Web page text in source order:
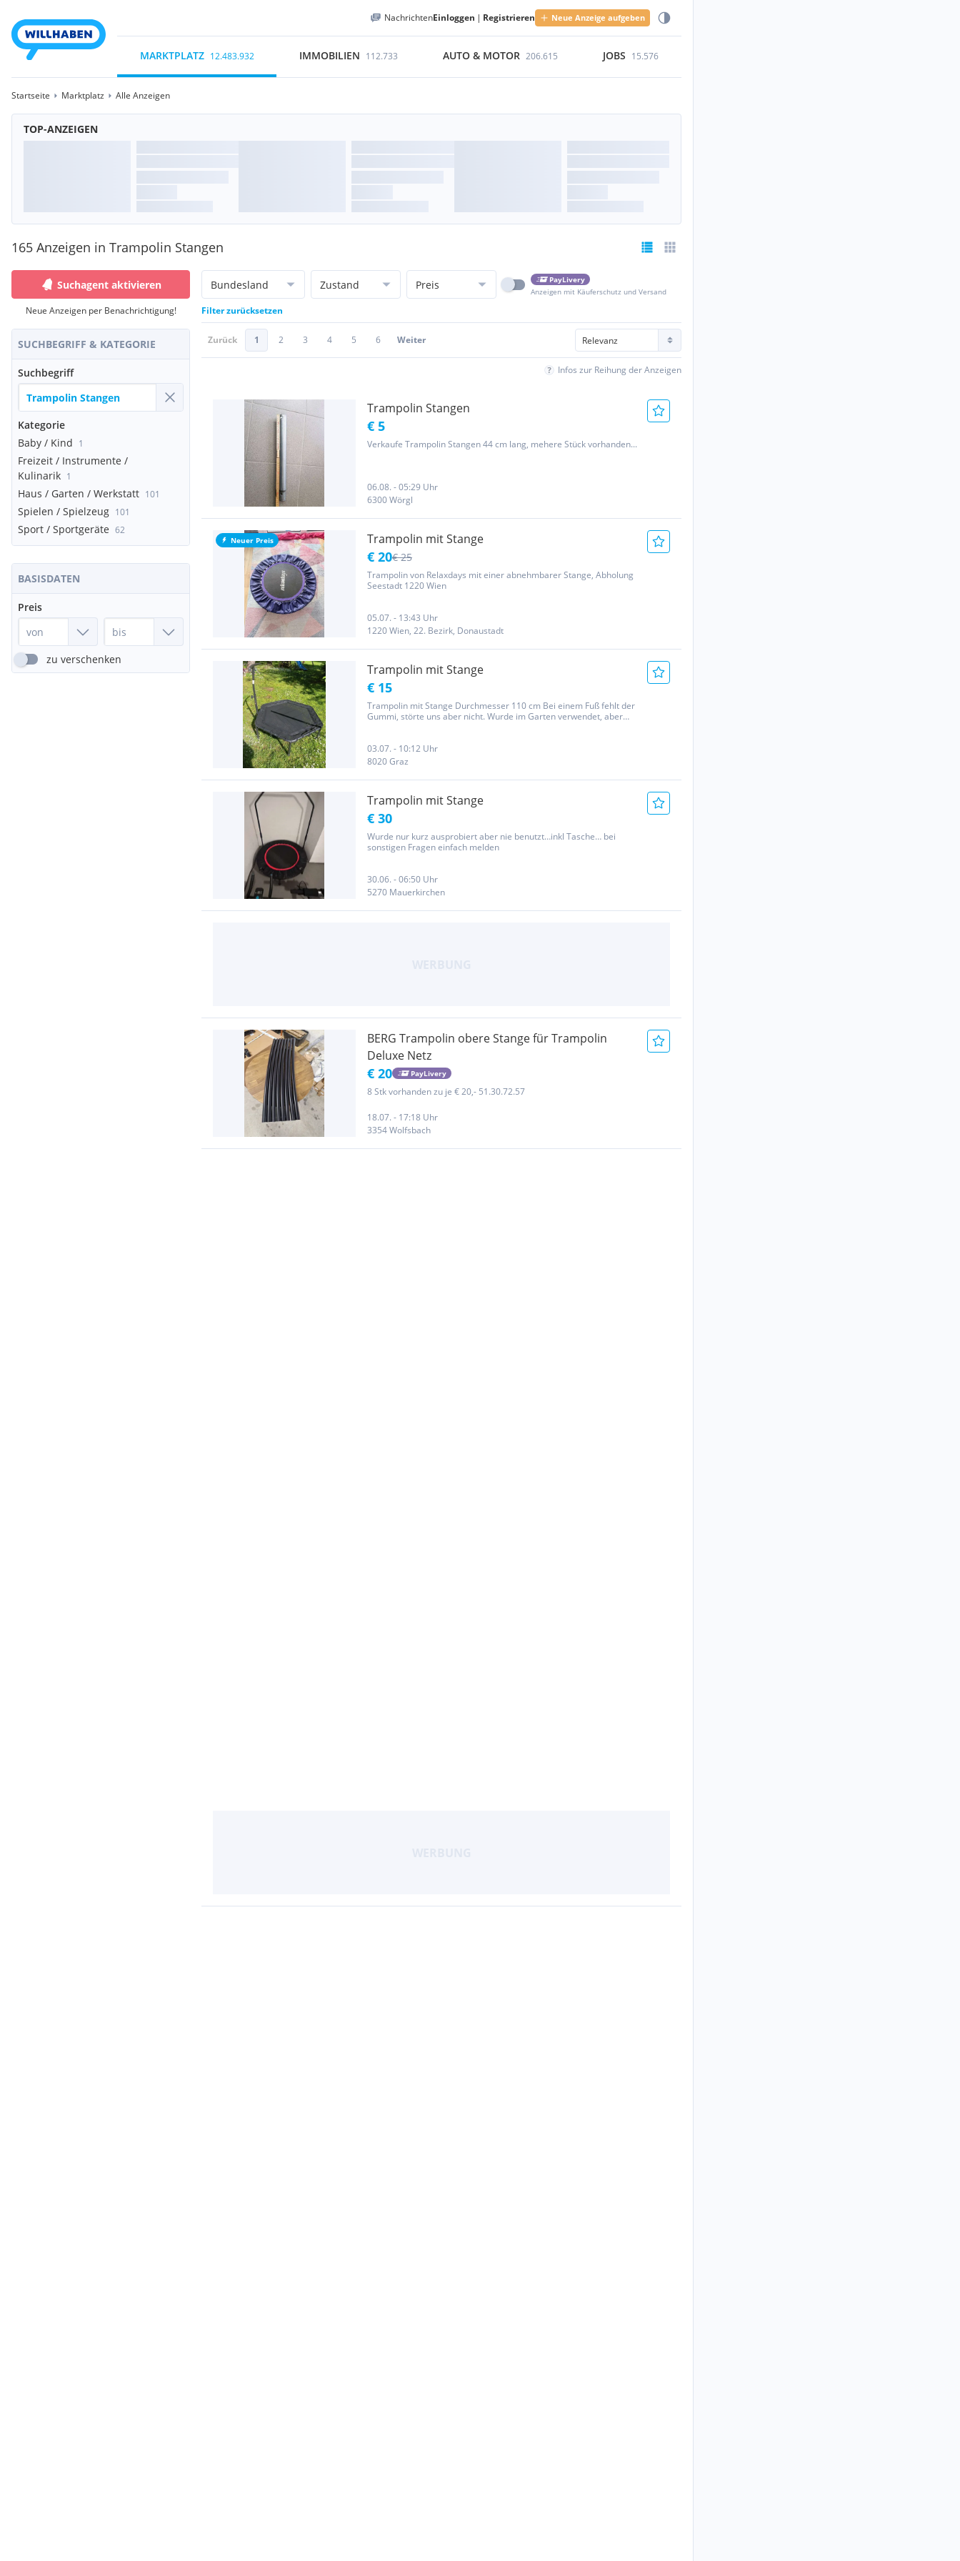
NachrichtenEinloggen | Registrieren Neue Anzeige aufgeben
MARKTPLATZ 12.483.932 IMMOBILIEN 112.733 AUTO & MOTOR 206.615 JOBS 15.576
Startseite Marktplatz Alle Anzeigen
TOP-ANZEIGEN
165 Anzeigen in Trampolin Stangen
Suchagent aktivieren
Neue Anzeigen per Benachrichtigung!
SUCHBEGRIFF & KATEGORIE
Suchbegriff
Kategorie
Baby / Kind 1
Freizeit / Instrumente /
Kulinarik 1
Haus / Garten / Werkstatt 101
Spielen / Spielzeug 101
Sport / Sportgeräte 62
BASISDATEN
Preis
zu verschenken
Bundesland Zustand Preis
PayLivery
Anzeigen mit Käuferschutz und Versand
Filter zurücksetzen
Zurück 1 2 3 4 5 6 Weiter
Infos zur Reihung der Anzeigen
Trampolin Stangen
€ 5
Verkaufe Trampolin Stangen 44 cm lang, mehere Stück vorhanden...
06.08. - 05:29 Uhr
6300 Wörgl
Neuer Preis Trampolin mit Stange
€ 20€ 25
Trampolin von Relaxdays mit einer abnehmbarer Stange, Abholung
Seestadt 1220 Wien
05.07. - 13:43 Uhr
1220 Wien, 22. Bezirk, Donaustadt
Trampolin mit Stange
€ 15
Trampolin mit Stange Durchmesser 110 cm Bei einem Fuß fehlt der
Gummi, störte uns aber nicht. Wurde im Garten verwendet, aber
03.07. - 10:12 Uhr
8020 Graz
Trampolin mit Stange
€ 30
Wurde nur kurz ausprobiert aber nie benutzt…inkl Tasche… bei
sonstigen Fragen einfach melden
30.06. - 06:50 Uhr
5270 Mauerkirchen
BERG Trampolin obere Stange für Trampolin
Deluxe Netz
€ 20 PayLivery
8 Stk vorhanden zu je € 20,- 51.30.72.57
18.07. - 17:18 Uhr
3354 Wolfsbach